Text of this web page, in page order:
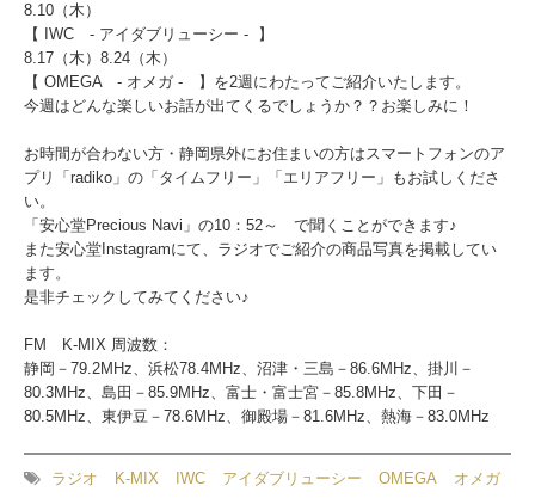
8.10（木）
【 IWC - アイダブリューシー - 】
8.17（木）8.24（木）
【 OMEGA - オメガ - 】を2週にわたってご紹介いたします。
今週はどんな楽しいお話が出てくるでしょうか？？お楽しみに！
お時間が合わない方・静岡県外にお住まいの方はスマートフォンのア
プリ「radiko」の「タイムフリー」「エリアフリー」もお試しくださ
い。
「安心堂Precious Navi」の10：52～ で聞くことができます♪
また安心堂Instagramにて、ラジオでご紹介の商品写真を掲載してい
ます。
是非チェックしてみてください♪
FM K-MIX 周波数：
静岡－79.2MHz、浜松78.4MHz、沼津・三島－86.6MHz、掛川－
80.3MHz、島田－85.9MHz、富士・富士宮－85.8MHz、下田－
80.5MHz、東伊豆－78.6MHz、御殿場－81.6MHz、熱海－83.0MHz
ラジオ K-MIX IWC アイダブリューシー OMEGA オメガ